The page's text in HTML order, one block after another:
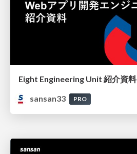
Eight Engineering Unit 紹介資料
sansan33
PRO